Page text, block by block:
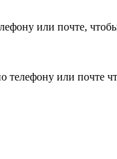
или почте,
или почте